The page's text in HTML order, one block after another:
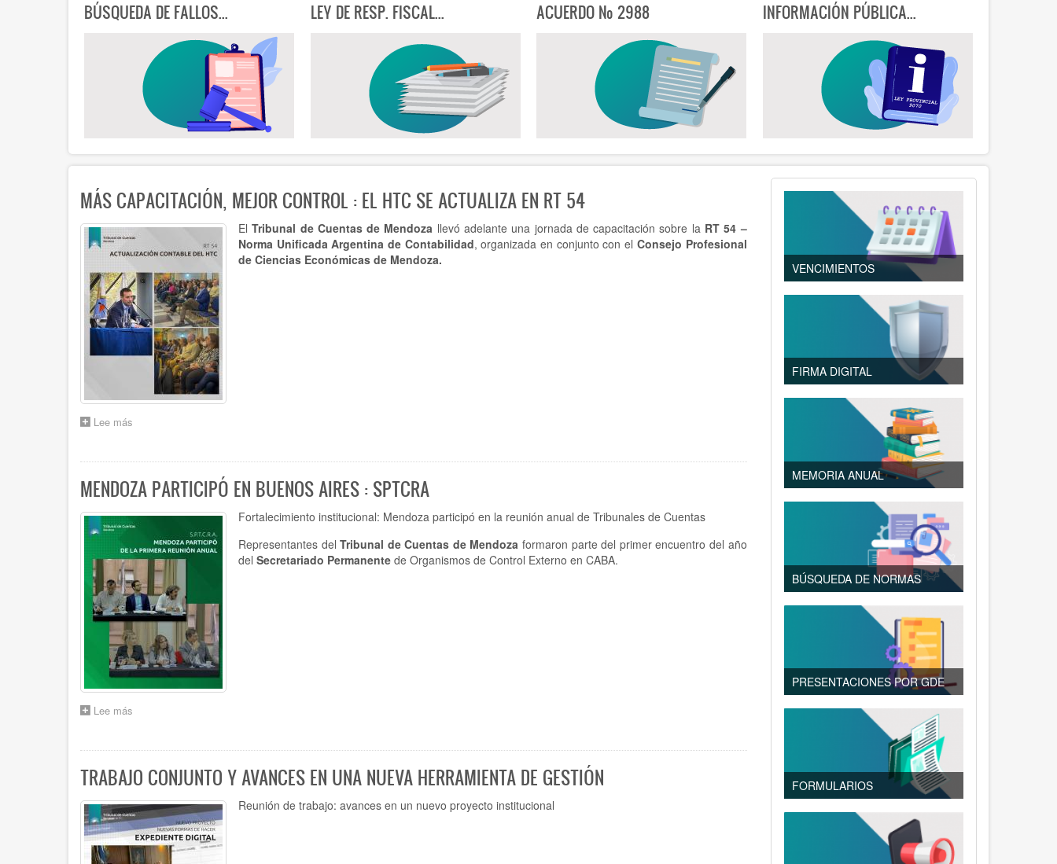
BÚSQUEDA DE FALLOS... LEY DE RESP. FISCAL... ACUERDO Nº 2988 INFORMACIÓN PÚBLICA...
MÁS CAPACITACIÓN, MEJOR CONTROL : EL HTC SE ACTUALIZA EN RT 54
ElTribunal de Cuentas de Mendoza llevó adelante una jornada de capacitación sobre la RT 54 –
Norma Unificada Argentina de Contabilidad, organizada en conjunto con el Consejo Profesional
de Ciencias Económicas de Mendoza.
Lee más
MEJOR
CONTROL
:
HTC
ACTUALIZA
EN
RT
54
MENDOZA PARTICIPÓ EN BUENOS AIRES : SPTCRA
Fortalecimiento institucional: Mendoza participó en la reunión anual de Tribunales de Cuentas
Representantes delTribunal de Cuentas de Mendozaformaron parte del primer encuentro del año
del Secretariado Permanente de Organismos de Control Externo en CABA.
Lee más
EN
BUENOS
AIRES
SPTCRA
TRABAJO CONJUNTO Y AVANCES EN UNA NUEVA HERRAMIENTA DE GESTIÓN
Reunión de trabajo: avances en un nuevo proyecto institucional
VENCIMIENTOS
FIRMA DIGITAL
MEMORIA ANUAL
BÚSQUEDA DE NORMAS
PRESENTACIONES POR GDE
FORMULARIOS